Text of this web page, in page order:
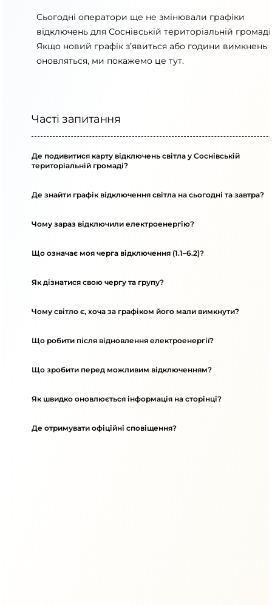
Сьогодні оператори ще не змінювали графіки
відключень для Соснівській територіальній громаді.
Якщо новий графік з’явиться або години вимкнень
оновляться, ми покажемо це тут.
Часті запитання
Де подивитися карту відключень світла у Соснівській
територіальній громаді?
Де знайти графік відключення світла на сьогодні та завтра?
Чому зараз відключили електроенергію?
Що означає моя черга відключення (1.1–6.2)?
Як дізнатися свою чергу та групу?
Чому світло є, хоча за графіком його мали вимкнути?
Що робити після відновлення електроенергії?
Що зробити перед можливим відключенням?
Як швидко оновлюється інформація на сторінці?
Де отримувати офіційні сповіщення?